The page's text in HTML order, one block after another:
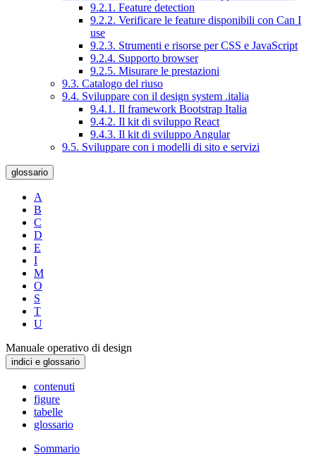
9.2.1. Feature detection
9.2.2. Verificare le feature disponibili con Can I
use
9.2.3. Strumenti e risorse per CSS e JavaScript
9.2.4. Supporto browser
9.2.5. Misurare le prestazioni
9.3. Catalogo del riuso
9.4. Sviluppare con il design system .italia
9.4.1. Il framework Bootstrap Italia
9.4.2. Il kit di sviluppo React
9.4.3. Il kit di sviluppo Angular
9.5. Sviluppare con i modelli di sito e servizi
glossario
A
B
C
D
E
I
M
O
S
T
U
Manuale operativo di design
indici e glossario
contenuti
figure
tabelle
glossario
Sommario